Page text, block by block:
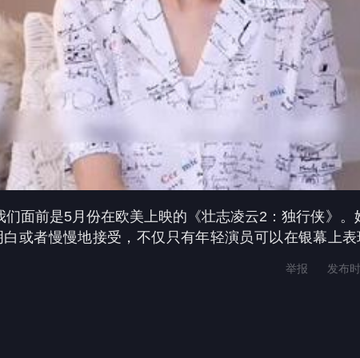
们面前是5月份在欧美上映的《壮志凌云2：独行侠》。
或者慢慢地接受，不仅只有年轻演员可以在银幕上
举报 发布